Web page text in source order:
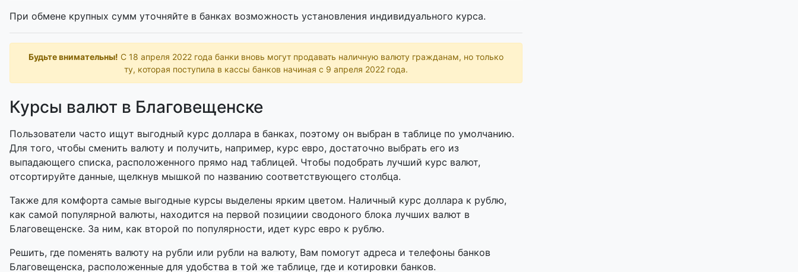
При обмене крупных сумм уточняйте в банках возможность установления индивидуального курса.
Будьте внимательны! С 18 апреля 2022 года банки вновь могут продавать наличную валюту гражданам, но только
ту, которая поступила в кассы банков начиная с 9 апреля 2022 года.
Курсы валют в Благовещенске
Пользователи часто ищут выгодный курс доллара в банках, поэтому он выбран в таблице по умолчанию.
Для того, чтобы сменить валюту и получить, например, курс евро, достаточно выбрать его из
выпадающего списка, расположенного прямо над таблицей. Чтобы подобрать лучший курс валют,
отсортируйте данные, щелкнув мышкой по названию соответствующего столбца.
Также для комфорта самые выгодные курсы выделены ярким цветом. Наличный курс доллара к рублю,
как самой популярной валюты, находится на первой позициии сводоного блока лучших валют в
Благовещенске. За ним, как второй по популярности, идет курс евро к рублю.
Решить, где поменять валюту на рубли или рубли на валюту, Вам помогут адреса и телефоны банков
Благовещенска, расположенные для удобства в той же таблице, где и котировки банков.